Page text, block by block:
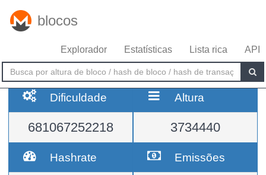
blocos
Explorador Estatísticas Lista rica API
Dificuldade
681067252218
Altura
3734440
Hashrate Emissões